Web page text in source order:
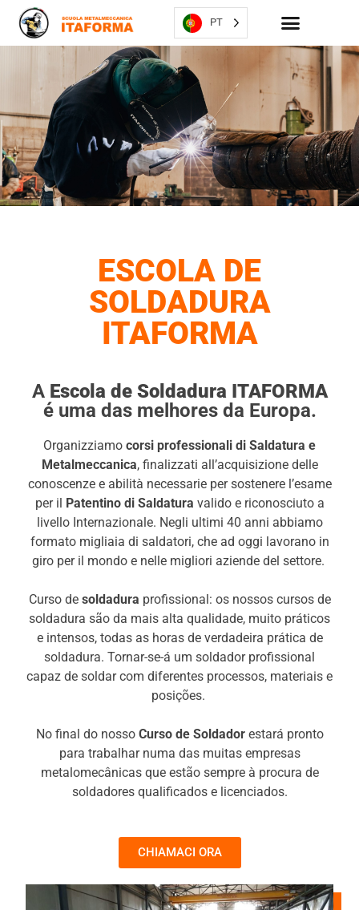
PT
ESCOLA DE
SOLDADURA
ITAFORMA
A Escola de Soldadura ITAFORMA
é uma das melhores da Europa.
Organizziamo corsi professionali di Saldatura e
Metalmeccanica, finalizzati all’acquisizione delle
conoscenze e abilità necessarie per sostenere l’esame
per il Patentino di Saldatura valido e riconosciuto a
livello Internazionale. Negli ultimi 40 anni abbiamo
formato migliaia di saldatori, che ad oggi lavorano in
giro per il mondo e nelle migliori aziende del settore.
Curso de soldadura profissional: os nossos cursos de
soldadura são da mais alta qualidade, muito práticos
e intensos, todas as horas de verdadeira prática de
soldadura. Tornar-se-á um soldador profissional
capaz de soldar com diferentes processos, materiais e
posições.
No final do nosso Curso de Soldadorestará pronto
para trabalhar numa das muitas empresas
metalomecânicas que estão sempre à procura de
soldadores qualificados e licenciados.
CHIAMACI ORA